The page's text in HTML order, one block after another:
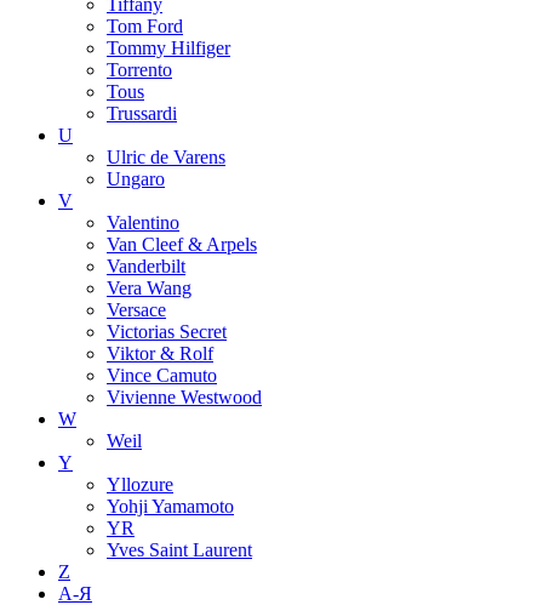
Tiffany
Tom Ford
Tommy Hilfiger
Torrento
Tous
Trussardi
U
Ulric de Varens
Ungaro
V
Valentino
Van Cleef & Arpels
Vanderbilt
Vera Wang
Versace
Victorias Secret
Viktor & Rolf
Vince Camuto
Vivienne Westwood
W
Weil
Y
Yllozure
Yohji Yamamoto
YR
Yves Saint Laurent
Z
А-Я